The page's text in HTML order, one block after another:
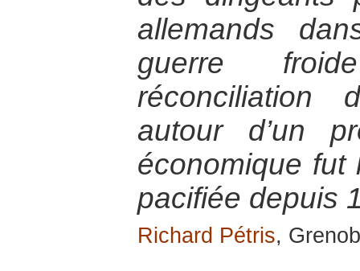
allemands
guerre
réconciliation
autour d’un
économique fut
pacifiée depuis
Richard Pétris,